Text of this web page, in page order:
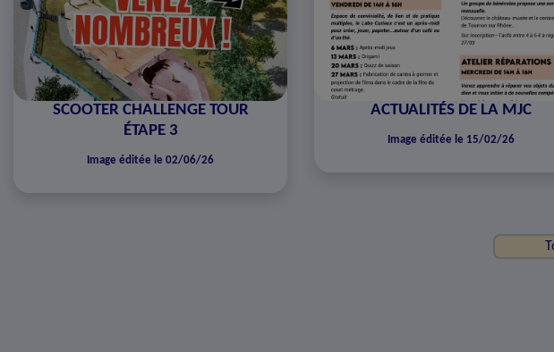
SCOOTER CHALLENGE TOUR
ÉTAPE 3
Image éditée le 02/06/26
ACTUALITÉS DE LA MJC
Image éditée le 15/02/26